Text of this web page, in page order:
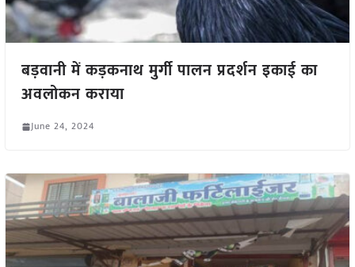
बड़वानी में कड़कनाथ मुर्गी पालन प्रदर्शन इकाई का
अवलोकन कराया
June 24, 2024